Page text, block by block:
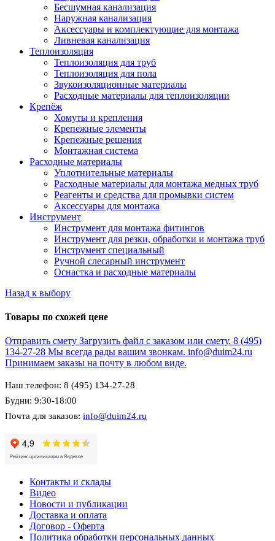
Бесшумная канализация
Наружная канализация
Аксессуары и комплектующие для монтажа
Ливневая канализация
Теплоизоляция
Теплоизоляция для труб
Теплоизоляция для пола
Звукоизоляционные материалы
Расходные материалы для теплоизоляции
Крепёж
Хомуты и крепления
Крепежные элементы
Крепежные решения
Монтажная система
Расходные материалы
Уплотнительные материалы
Расходные материалы для монтажа медных труб
Реагенты и средства для промывки систем
Аксессуары для монтажа
Инструмент
Инструмент для монтажа фитингов
Инструмент для резки, обработки и монтажа труб
Инструмент специальный
Ручной слесарный инструмент
Оснастка и расходные материалы
Назад к выбору
Товары по схожей цене
Отправить смету Загрузить файл с заказом или смету. 8 (495)
134-27-28 Мы всегда рады вашим звонкам. info@duim24.ru
Принимаем заказы на почту в любом виде.
Наш телефон: 8 (495) 134-27-28
Будни: 9:30-18:00
Почта для заказов: info@duim24.ru
Контакты и склады
Видео
Новости и публикации
Доставка и оплата
Договор - Оферта
Политика обработки персональных данных